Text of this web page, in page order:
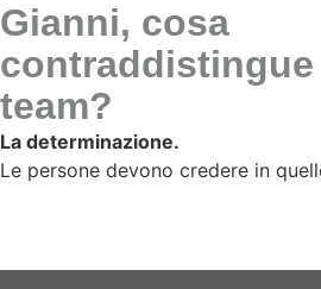
Gianni, cosa
team?
La determinazione.
Le persone devono credere in